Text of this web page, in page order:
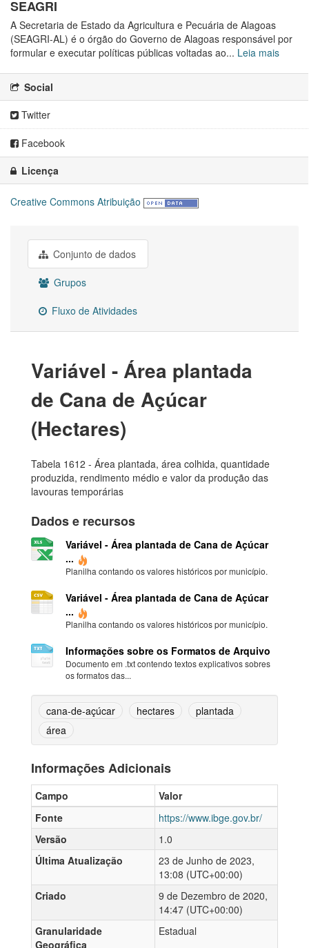
SEAGRI
A Secretaria de Estado da Agricultura e Pecuária de Alagoas
(SEAGRI-AL) é o órgão do Governo de Alagoas responsável por
formular e executar políticas públicas voltadas ao... Leia mais
Social
Twitter
Facebook
Licença
Creative Commons Atribuição
Conjunto de dados
Grupos
Fluxo de Atividades
Variável - Área plantada
de Cana de Açúcar
(Hectares)
Tabela 1612 - Área plantada, área colhida, quantidade
produzida, rendimento médio e valor da produção das
lavouras temporárias
Dados e recursos
Variável - Área plantada de Cana de Açúcar
...
Planilha contando os valores históricos por município.
Variável - Área plantada de Cana de Açúcar
...
Planilha contando os valores históricos por município.
Informações sobre os Formatos de Arquivo
Documento em .txt contendo textos explicativos sobres
os formatos das...
cana-de-açúcar hectares
plantada
área
Informações Adicionais
Campo
Valor
Fonte
https://www.ibge.gov.br/
Versão
1.0
Última Atualização
23 de Junho de 2023,
13:08 (UTC+00:00)
Criado
9 de Dezembro de 2020,
14:47 (UTC+00:00)
Granularidade
Geográfica
Estadual